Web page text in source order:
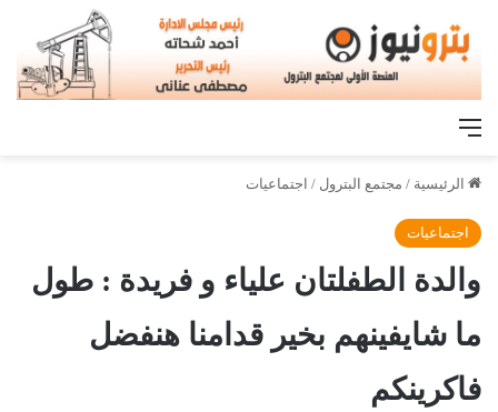
القائمة
الرئيسية / مجتمع البترول / اجتماعيات
اجتماعيات
والدة الطفلتان علياء و فريدة : طول
ما شايفينهم بخير قدامنا هنفضل
فاكرينكم